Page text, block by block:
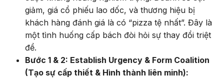
giảm, giá cổ phiếu lao dốc, và thương hiệu bị
khách hàng đánh giá là có “pizza tệ nhất”. Đây là
một tình huống cấp bách đòi hỏi sự thay đổi triệt
để.
Bước 1 & 2: Establish Urgency & Form Coalition
(Tạo sự cấp thiết & Hình thành liên minh):